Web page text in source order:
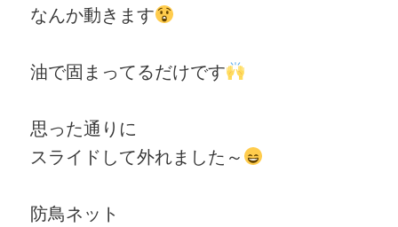
なんか動きます
油で固まってるだけです
思った通りに
スライドして外れました～
防鳥ネット